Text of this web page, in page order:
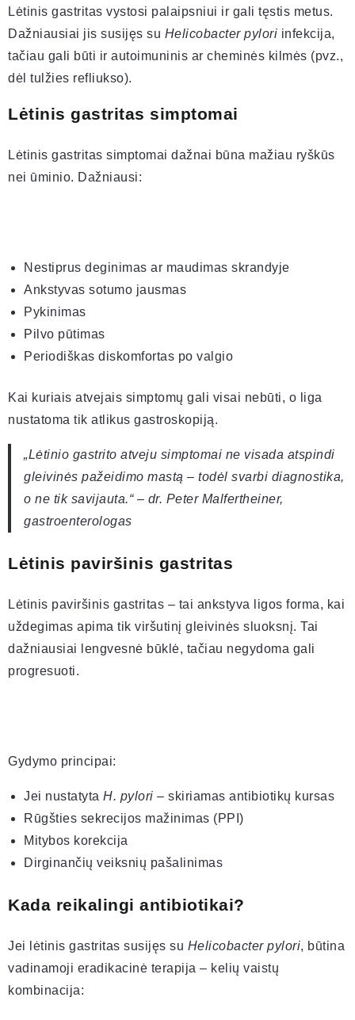
Lėtinis gastritas vystosi palaipsniui ir gali tęstis metus.
Dažniausiai jis susijęs su Helicobacter pylori infekcija,
tačiau gali būti ir autoimuninis ar cheminės kilmės (pvz.,
dėl tulžies refliukso).
Lėtinis gastritas simptomai
Lėtinis gastritas simptomai dažnai būna mažiau ryškūs
nei ūminio. Dažniausi:
Nestiprus deginimas ar maudimas skrandyje
Ankstyvas sotumo jausmas
Pykinimas
Pilvo pūtimas
Periodiškas diskomfortas po valgio
Kai kuriais atvejais simptomų gali visai nebūti, o liga
nustatoma tik atlikus gastroskopiją.
„Lėtinio gastrito atveju simptomai ne visada atspindi
gleivinės pažeidimo mastą – todėl svarbi diagnostika,
o ne tik savijauta.“ – dr. Peter Malfertheiner,
gastroenterologas
Lėtinis paviršinis gastritas
Lėtinis paviršinis gastritas – tai ankstyva ligos forma, kai
uždegimas apima tik viršutinį gleivinės sluoksnį. Tai
dažniausiai lengvesnė būklė, tačiau negydoma gali
progresuoti.
Gydymo principai:
Jei nustatyta H. pylori – skiriamas antibiotikų kursas
Rūgšties sekrecijos mažinimas (PPI)
Mitybos korekcija
Dirginančių veiksnių pašalinimas
Kada reikalingi antibiotikai?
Jei lėtinis gastritas susijęs su Helicobacter pylori, būtina
vadinamoji eradikacinė terapija – kelių vaistų
kombinacija: